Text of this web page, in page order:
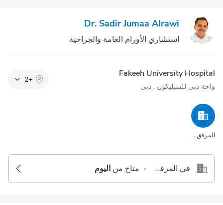
Dr. Sadir Jumaa Alrawi
استشاري الأورام العامة والجراحية
Fakeeh University Hospital
واحة دبي للسيليكون‎ , دبي
+
2
المرفق الصحي
في المرفق الصحي • متاح من اليوم